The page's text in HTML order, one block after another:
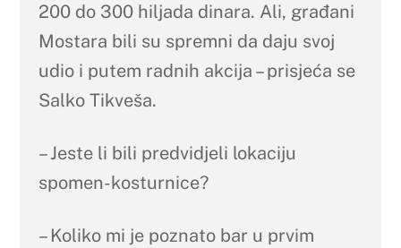
200 do 300 hiljada dinara. Ali, građani
Mostara bili su spremni da daju svoj
udio i putem radnih akcija – prisjeća se
Salko Tikveša.
– Jeste li bili predvidjeli lokaciju
spomen-kosturnice?
– Koliko mi je poznato bar u prvim